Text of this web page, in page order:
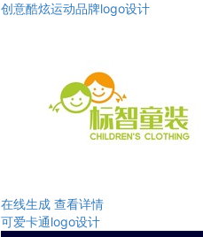
创意酷炫运动品牌logo设计
在线生成 查看详情
可爱卡通logo设计